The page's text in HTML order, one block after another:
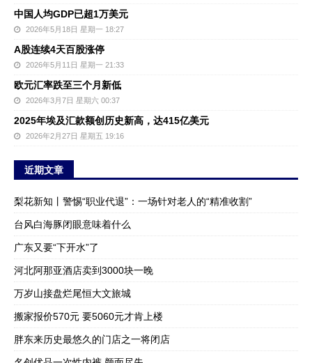
中国人均GDP已超1万美元
2026年5月18日 星期一 18:27
A股连续4天百股涨停
2026年5月11日 星期一 21:33
欧元汇率跌至三个月新低
2026年3月7日 星期六 00:37
2025年埃及汇款额创历史新高，达415亿美元
2026年2月27日 星期五 19:16
近期文章
梨花新知丨警惕“职业代退”：一场针对老人的“精准收割”
台风白海豚闭眼意味着什么
广东又要“下开水”了
河北阿那亚酒店卖到3000块一晚
万岁山接盘烂尾恒大文旅城
搬家报价570元 要5060元才肯上楼
胖东来历史最悠久的门店之一将闭店